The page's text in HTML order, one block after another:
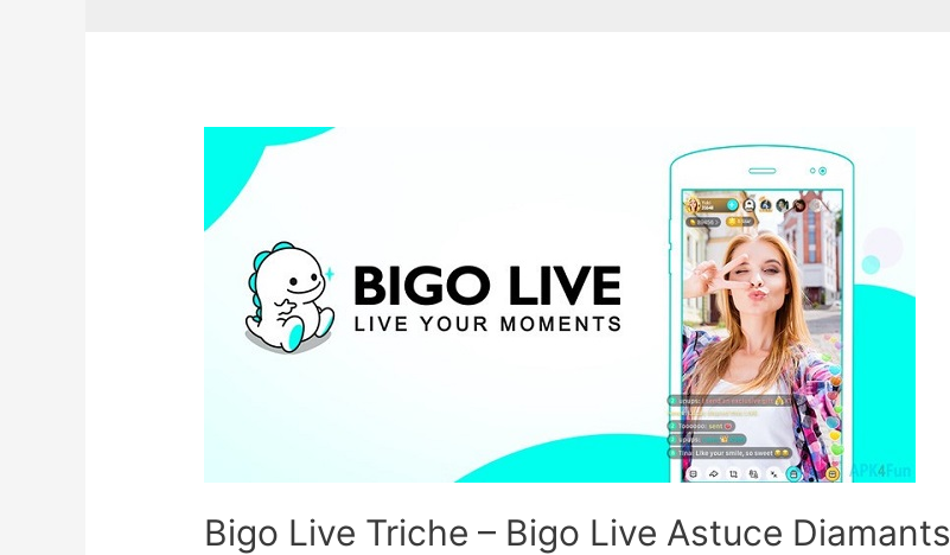
Bigo Live Triche – Bigo Live Astuce Diamants